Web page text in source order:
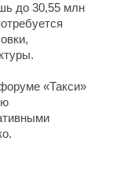
до 30,55 млн
«Такси»